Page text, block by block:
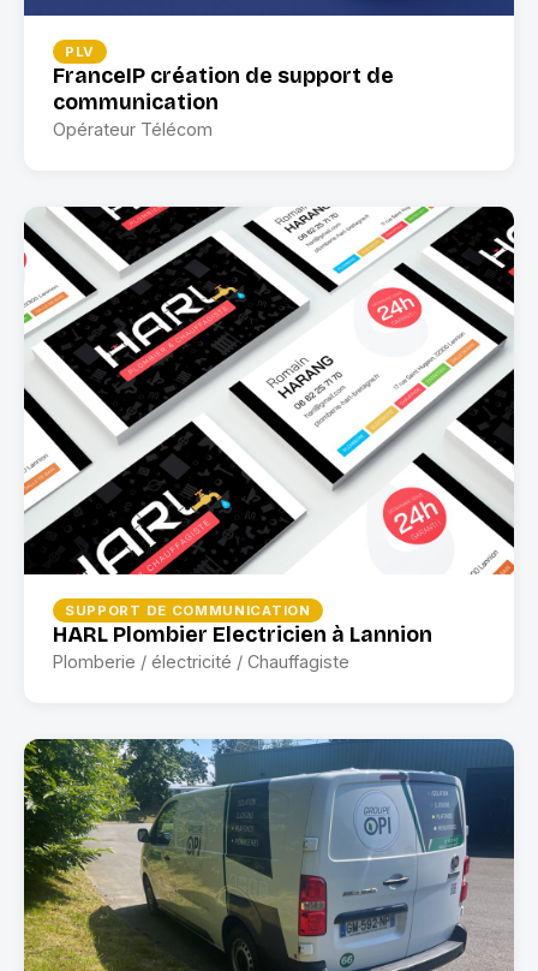
PLV
FranceIP création de support de
communication
Opérateur Télécom
SUPPORT DE COMMUNICATION
HARL Plombier Electricien à Lannion
Plomberie / électricité / Chauffagiste